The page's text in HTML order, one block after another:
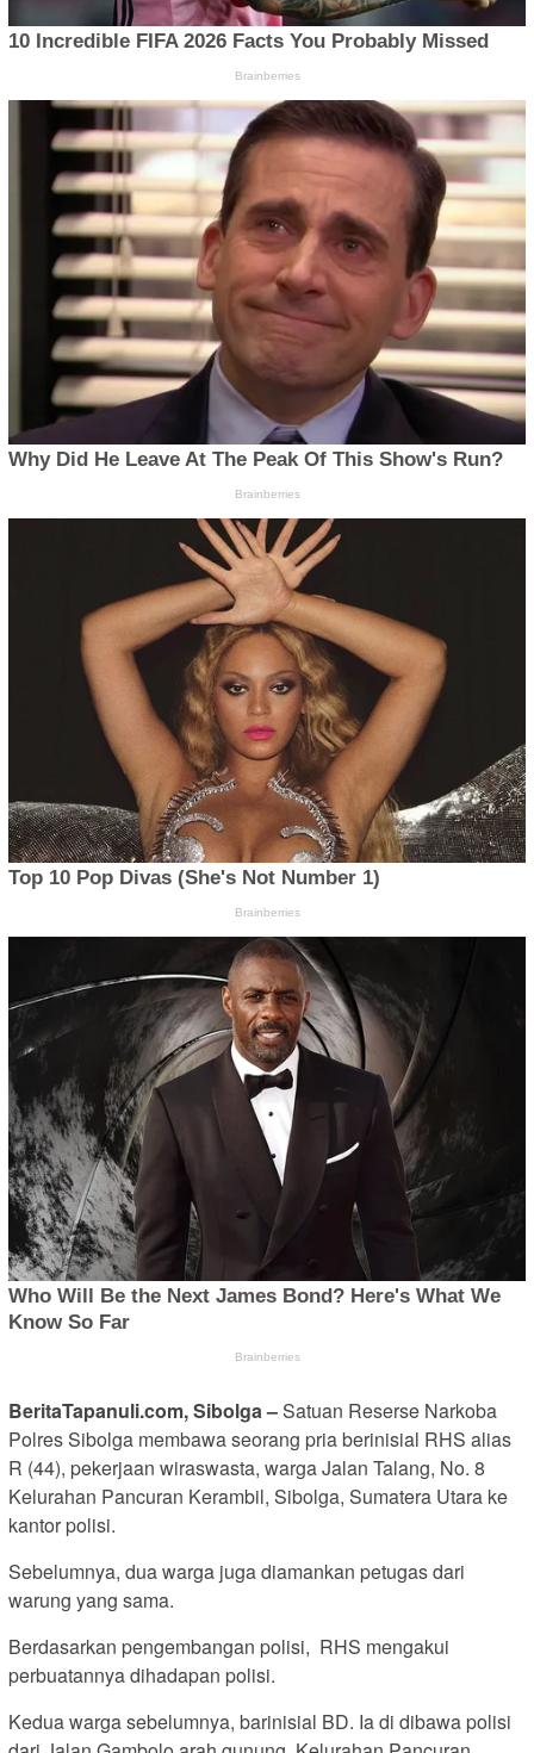
BeritaTapanuli.com, Sibolga –Satuan Reserse Narkoba
Polres Sibolga membawa seorang pria berinisial RHS alias
R (44), pekerjaan wiraswasta, warga Jalan Talang, No. 8
Kelurahan Pancuran Kerambil, Sibolga, Sumatera Utara ke
kantor polisi.
Sebelumnya, dua warga juga diamankan petugas dari
warung yang sama.
Berdasarkan pengembangan polisi, RHS mengakui
perbuatannya dihadapan polisi.
Kedua warga sebelumnya, barinisial BD. Ia di dibawa polisi